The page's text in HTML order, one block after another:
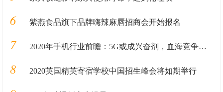
6 紫燕食品旗下品牌嗨辣麻唇招商会开始报名
7 2020年手机行业前瞻：5G或成兴奋剂，血海竞争依旧日常
8 2020英国精英寄宿学校中国招生峰会将如期举行